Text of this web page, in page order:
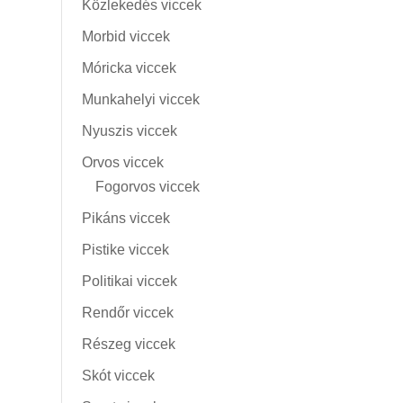
Közlekedés viccek
Morbid viccek
Móricka viccek
Munkahelyi viccek
Nyuszis viccek
Orvos viccek
Fogorvos viccek
Pikáns viccek
Pistike viccek
Politikai viccek
Rendőr viccek
Részeg viccek
Skót viccek